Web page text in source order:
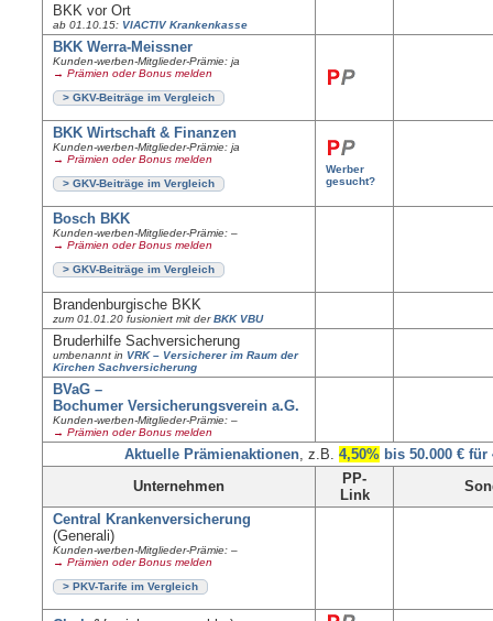
BKK vor Ort
ab 01.10.15: VIACTIV Krankenkasse
BKK Werra-Meissner
Kunden-werben-Mitglieder-Prämie: ja
→ Prämien oder Bonus melden
> GKV-Beiträge im Vergleich
BKK Wirtschaft & Finanzen
Kunden-werben-Mitglieder-Prämie: ja
→ Prämien oder Bonus melden
> GKV-Beiträge im Vergleich
Werber
gesucht?
Bosch BKK
Kunden-werben-Mitglieder-Prämie: –
→ Prämien oder Bonus melden
> GKV-Beiträge im Vergleich
Brandenburgische BKK
zum 01.01.20 fusioniert mit derBKK VBU
Bruderhilfe Sachversicherung
umbenannt in VRK – Versicherer im Raum der
Kirchen Sachversicherung
BVaG –
Bochumer Versicherungsverein a.G.
Kunden-werben-Mitglieder-Prämie: –
→ Prämien oder Bonus melden
Aktuelle Prämienaktionen , z.B.4,50% bis 50.000 € für
Unternehmen
PP-
Link
Central Krankenversicherung
(Generali)
Kunden-werben-Mitglieder-Prämie: –
→ Prämien oder Bonus melden
> PKV-Tarife im Vergleich